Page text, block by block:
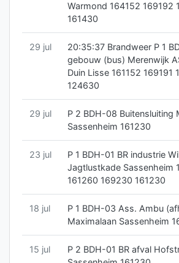
Warmond 164152 169192
161430
29 jul
20:35:37 Brandweer P 1
gebouw (bus) Merenwijk
Duin Lisse 161152 169191
124630
29 jul
P 2 BDH-08 Buitensluiting
Sassenheim 161230
23 jul
P 1 BDH-01 BR industrie
Jagtlustkade Sassenheim
161260 169230 161230
18 jul
P 1 BDH-03 Ass. Ambu
Maximalaan Sassenheim
15 jul
P 2 BDH-01 BR afval